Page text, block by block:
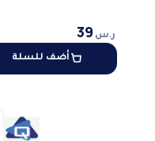
ر.س 39
أضف للسلة